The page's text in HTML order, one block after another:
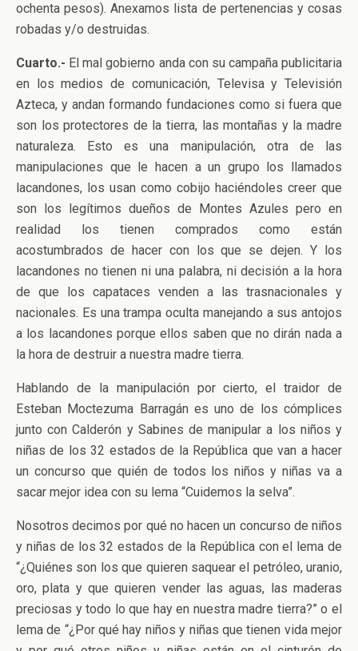
ochenta pesos). Anexamos lista de pertenencias y cosas
robadas y/o destruidas.
Cuarto.- El mal gobierno anda con su campaña publicitaria
en los medios de comunicación, Televisa y Televisión
Azteca, y andan formando fundaciones como si fuera que
son los protectores de la tierra, las montañas y la madre
naturaleza. Esto es una manipulación, otra de las
manipulaciones que le hacen a un grupo los llamados
lacandones, los usan como cobijo haciéndoles creer que
son los legítimos dueños de Montes Azules pero en
realidad los tienen comprados como están
acostumbrados de hacer con los que se dejen. Y los
lacandones no tienen ni una palabra, ni decisión a la hora
de que los capataces venden a las trasnacionales y
nacionales. Es una trampa oculta manejando a sus antojos
a los lacandones porque ellos saben que no dirán nada a
la hora de destruir a nuestra madre tierra.
Hablando de la manipulación por cierto, el traidor de
Esteban Moctezuma Barragán es uno de los cómplices
junto con Calderón y Sabines de manipular a los niños y
niñas de los 32 estados de la República que van a hacer
un concurso que quién de todos los niños y niñas va a
sacar mejor idea con su lema “Cuidemos la selva”.
Nosotros decimos por qué no hacen un concurso de niños
y niñas de los 32 estados de la República con el lema de
“¿Quiénes son los que quieren saquear el petróleo, uranio,
oro, plata y que quieren vender las aguas, las maderas
preciosas y todo lo que hay en nuestra madre tierra?” o el
lema de “¿Por qué hay niños y niñas que tienen vida mejor